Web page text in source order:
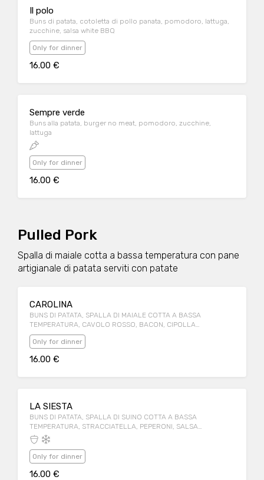
Il polo
Buns di patata, cotoletta di pollo panata, pomodoro, lattuga,
zucchine, salsa white BBQ
Only for dinner
16.00 €
Sempre verde
Buns alla patata, burger no meat, pomodoro, zucchine,
lattuga
Only for dinner
16.00 €
Pulled Pork
Spalla di maiale cotta a bassa temperatura con pane
artigianale di patata serviti con patate
CAROLINA
BUNS DI PATATA, SPALLA DI MAIALE COTTA A BASSA
TEMPERATURA, CAVOLO ROSSO, BACON, CIPOLLA
CROCCANTE, SALSA BBQ
Only for dinner
16.00 €
LA SIESTA
BUNS DI PATATA, SPALLA DI SUINO COTTA A BASSA
TEMPERATURA, STRACCIATELLA, PEPERONI, SALSA
GUACAMOLE
Only for dinner
16.00 €